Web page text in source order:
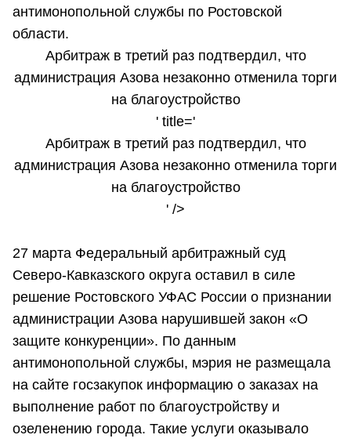
антимонопольной службы по Ростовской
области.
Арбитраж в третий раз подтвердил, что
администрация Азова незаконно отменила торги
на благоустройство
' title='
Арбитраж в третий раз подтвердил, что
администрация Азова незаконно отменила торги
на благоустройство
' />
27 марта Федеральный арбитражный суд
Северо-Кавказского округа оставил в силе
решение Ростовского УФАС России о признании
администрации Азова нарушившей закон «О
защите конкуренции». По данным
антимонопольной службы, мэрия не размещала
на сайте госзакупок информацию о заказах на
выполнение работ по благоустройству и
озеленению города. Такие услуги оказывало